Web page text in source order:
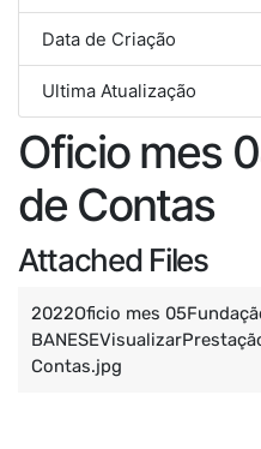
Data de Criação
Ultima Atualização
Oficio mes
de Contas
Attached Files
2022Oficio mes
Contas.jpg